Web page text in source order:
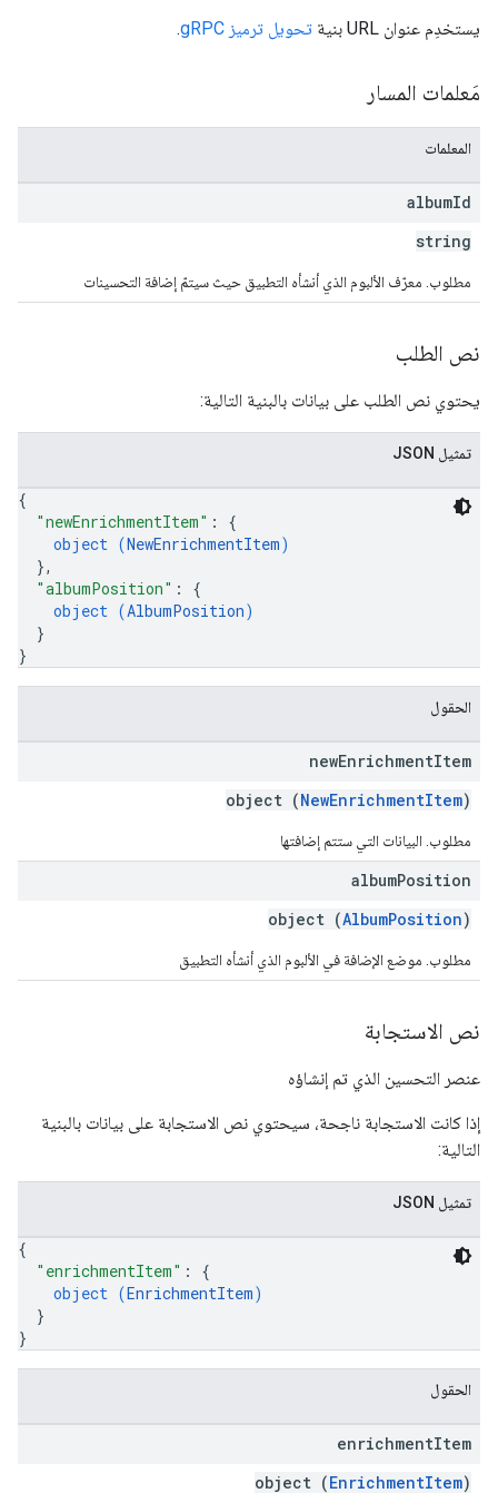
يستخدِم عنوان URL بنية تحويل ترميز gRPC .
مَعلمات المسار
المعلمات
albumId
string
مطلوب. معرّف الألبوم الذي أنشأه التطبيق حيث سيتمّ إضافة التحسينات
نص الطلب
يحتوي نص الطلب على بيانات بالبنية التالية:
تمثيل JSON
{
"newEnrichmentItem" : {
object (NewEnrichmentItem)
},
"albumPosition" : {
object (AlbumPosition)
}
}
الحقول
newEnrichmentItem
object (NewEnrichmentItem)
مطلوب. البيانات التي ستتم إضافتها
albumPosition
object (AlbumPosition)
مطلوب. موضع الإضافة في الألبوم الذي أنشأه التطبيق
نص الاستجابة
عنصر التحسين الذي تم إنشاؤه
إذا كانت الاستجابة ناجحة، سيحتوي نص الاستجابة على بيانات بالبنية
التالية:
تمثيل JSON
{
"enrichmentItem" : {
object (EnrichmentItem)
}
}
الحقول
enrichmentItem
object (EnrichmentItem)